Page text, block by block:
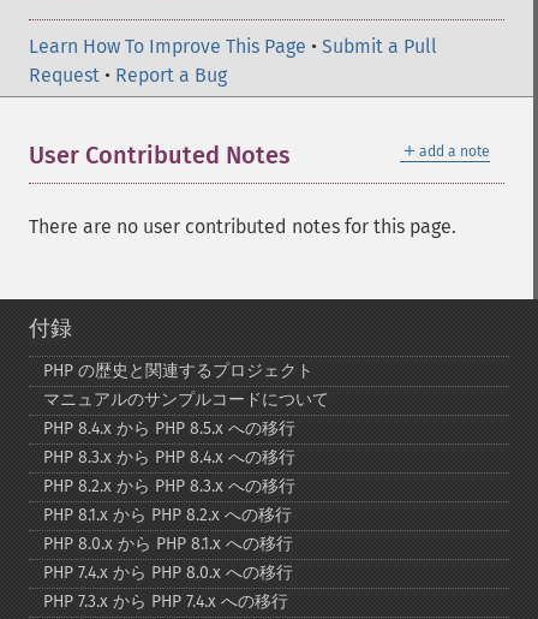
Learn How To Improve This Page • Submit a Pull
Request • Report a Bug
＋ add a note
User Contributed Notes
There are no user contributed notes for this page.
付録
PHP の歴史と関連するプロジェクト
マニュアルのサンプルコードについて
PHP 8.4.x から PHP 8.5.x への移行
PHP 8.3.x から PHP 8.4.x への移行
PHP 8.2.x から PHP 8.3.x への移行
PHP 8.1.x から PHP 8.2.x への移行
PHP 8.0.x から PHP 8.1.x への移行
PHP 7.4.x から PHP 8.0.x への移行
PHP 7.3.x から PHP 7.4.x への移行